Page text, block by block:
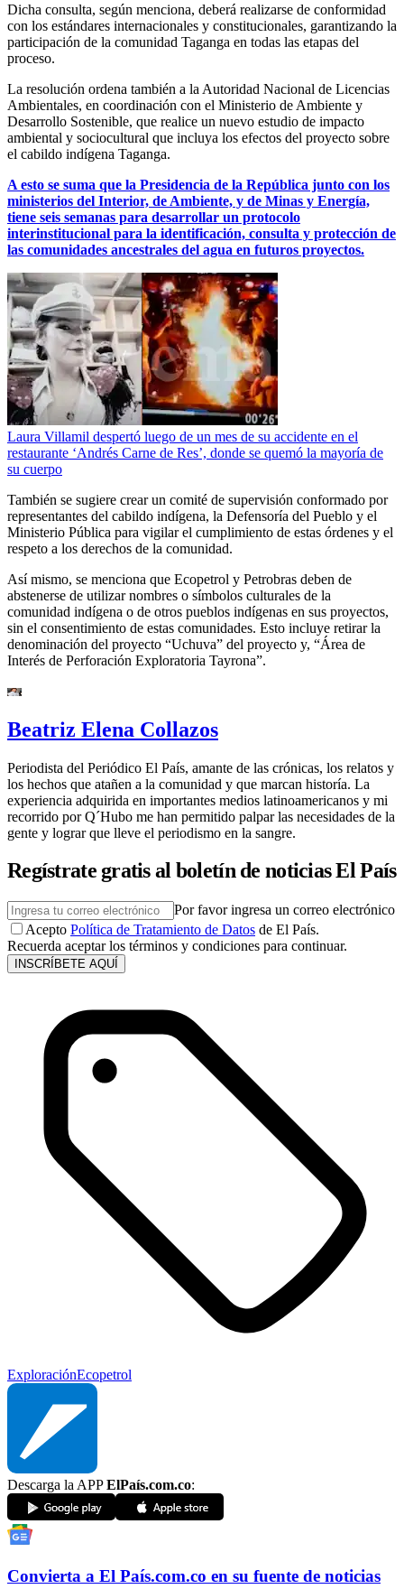
Dicha consulta, según menciona, deberá realizarse de conformidad
con los estándares internacionales y constitucionales, garantizando la
participación de la comunidad Taganga en todas las etapas del
proceso.
La resolución ordena también a la Autoridad Nacional de Licencias
Ambientales, en coordinación con el Ministerio de Ambiente y
Desarrollo Sostenible, que realice un nuevo estudio de impacto
ambiental y sociocultural que incluya los efectos del proyecto sobre
el cabildo indígena Taganga.
A esto se suma que la Presidencia de la República junto con los
ministerios del Interior, de Ambiente, y de Minas y Energía,
tiene seis semanas para desarrollar un protocolo
interinstitucional para la identificación, consulta y protección de
las comunidades ancestrales del agua en futuros proyectos.
Laura Villamil despertó luego de un mes de su accidente en el
restaurante ‘Andrés Carne de Res’, donde se quemó la mayoría de
su cuerpo
También se sugiere crear un comité de supervisión conformado por
representantes del cabildo indígena, la Defensoría del Pueblo y el
Ministerio Pública para vigilar el cumplimiento de estas órdenes y el
respeto a los derechos de la comunidad.
Así mismo, se menciona que Ecopetrol y Petrobras deben de
abstenerse de utilizar nombres o símbolos culturales de la
comunidad indígena o de otros pueblos indígenas en sus proyectos,
sin el consentimiento de estas comunidades. Esto incluye retirar la
denominación del proyecto “Uchuva” del proyecto y, “Área de
Interés de Perforación Exploratoria Tayrona”.
Beatriz Elena Collazos
Periodista del Periódico El País, amante de las crónicas, los relatos y
los hechos que atañen a la comunidad y que marcan historía. La
experiencia adquirida en importantes medios latinoamericanos y mi
recorrido por Q´Hubo me han permitido palpar las necesidades de la
gente y lograr que lleve el periodismo en la sangre.
Regístrate gratis al boletín de noticias El País
Por favor ingresa un correo electrónico
Acepto Política de Tratamiento de Datos de El País.
Recuerda aceptar los términos y condiciones para continuar.
INSCRÍBETE AQUÍ
ExploraciónEcopetrol
Descarga la APPElPaís.com.co:
Convierta a El País.com.co en su fuente de noticias